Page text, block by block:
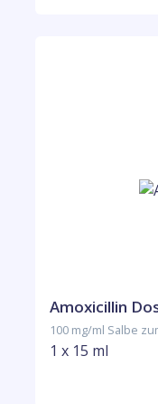
Amoxicillin
100 mg/ml Salbe
1 x 15 ml